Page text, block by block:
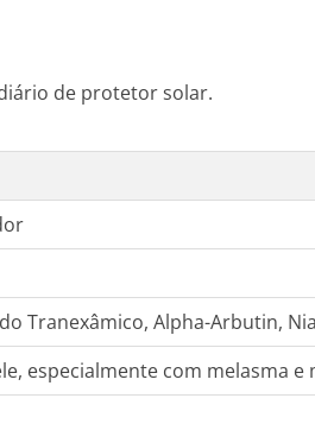
de protetor solar.
Tranexâmico, Alpha-Arbutin,
especialmente com melasma e